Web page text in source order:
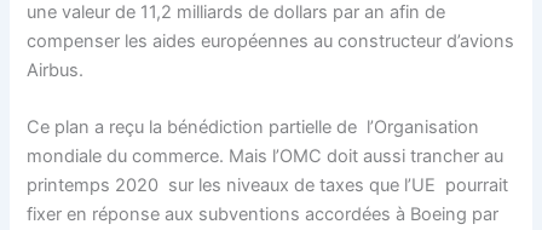
une valeur de 11,2 milliards de dollars par an afin de
compenser les aides européennes au constructeur d’avions
Airbus.
Ce plan a reçu la bénédiction partielle de l’Organisation
mondiale du commerce. Mais l’OMC doit aussi trancher au
printemps 2020 sur les niveaux de taxes que l’UE pourrait
fixer en réponse aux subventions accordées à Boeing par